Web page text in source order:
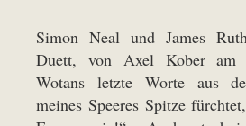
Simon Neal und James
Duett, von Axel Kober am
Wotans letzte Worte aus
meines Speeres Spitze